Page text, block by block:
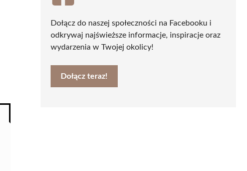
Dołącz do naszej społeczności na Facebooku i
odkrywaj najświeższe informacje, inspiracje oraz
wydarzenia w Twojej okolicy!
Dołącz teraz!